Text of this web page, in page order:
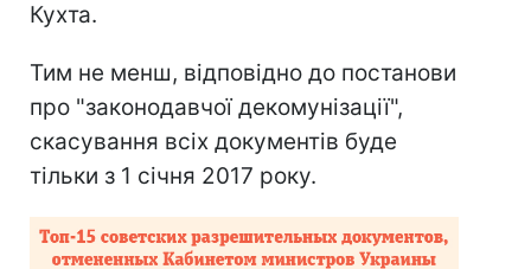
Кухта.
Тим не менш, відповідно до постанови
про "законодавчої декомунізації",
скасування всіх документів буде
тільки з 1 січня 2017 року.